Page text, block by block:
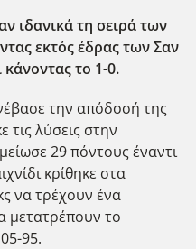
ιδανικά τη σειρά των
εκτός έδρας των Σαν
κάνοντας το 1-0.
την απόδοσή της
τις λύσεις στην
29 πόντους έναντι
κρίθηκε στα
να τρέχουν ένα
μετατρέπουν το
95.